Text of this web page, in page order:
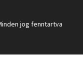
jog fenntartva